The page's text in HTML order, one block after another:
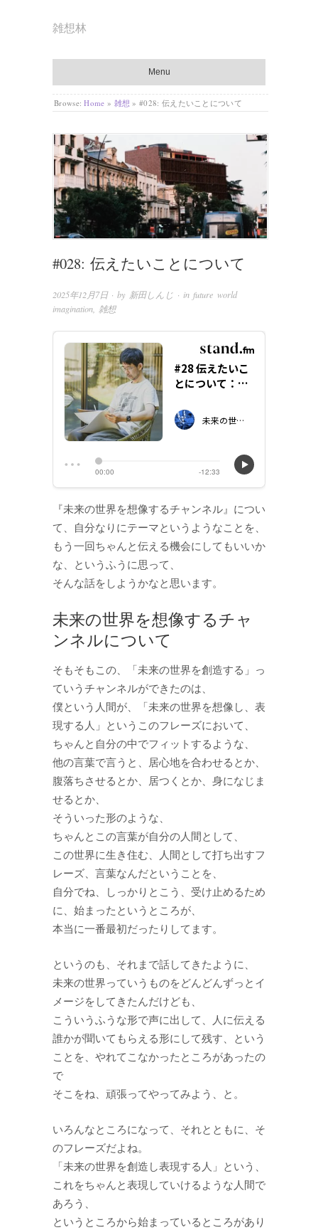
雑想林
Menu
Browse: Home » 雑想 » #028: 伝えたいことについて
#028: 伝えたいことについて
2025年12月7日· by 新田しんじ · in future world
imagination 雑想
『未来の世界を想像するチャンネル』につい
て、自分なりにテーマというようなことを、
もう一回ちゃんと伝える機会にしてもいいか
な、というふうに思って、
そんな話をしようかなと思います。
未来の世界を想像するチャ
ンネルについて
そもそもこの、「未来の世界を創造する」っ
ていうチャンネルができたのは、
僕という人間が、「未来の世界を想像し、表
現する人」というこのフレーズにおいて、
ちゃんと自分の中でフィットするような、
他の言葉で言うと、居心地を合わせるとか、
腹落ちさせるとか、居つくとか、身になじま
せるとか、
そういった形のような、
ちゃんとこの言葉が自分の人間として、
この世界に生き住む、人間として打ち出すフ
レーズ、言葉なんだということを、
自分でね、しっかりとこう、受け止めるため
に、始まったというところが、
本当に一番最初だったりしてます。
というのも、それまで話してきたように、
未来の世界っていうものをどんどんずっとイ
メージをしてきたんだけども、
こういうふうな形で声に出して、人に伝える
誰かが聞いてもらえる形にして残す、という
ことを、やれてこなかったところがあったの
で
そこをね、頑張ってやってみよう、と。
いろんなところになって、それとともに、そ
のフレーズだよね。
「未来の世界を創造し表現する人」という、
これをちゃんと表現していけるような人間で
あろう、
というところから始まっているところがあり